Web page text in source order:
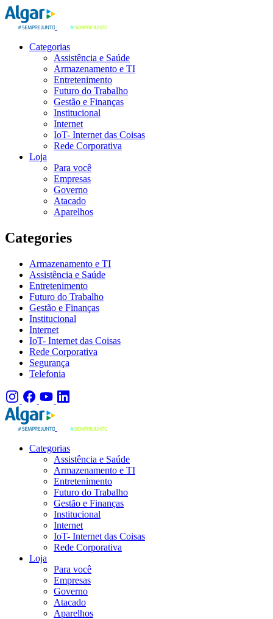
Categorias
Assistência e Saúde
Armazenamento e TI
Entretenimento
Futuro do Trabalho
Gestão e Finanças
Institucional
Internet
IoT- Internet das Coisas
Rede Corporativa
Loja
Para você
Empresas
Governo
Atacado
Aparelhos
Categories
Armazenamento e TI
Assistência e Saúde
Entretenimento
Futuro do Trabalho
Gestão e Finanças
Institucional
Internet
IoT- Internet das Coisas
Rede Corporativa
Segurança
Telefonia
Categorias
Assistência e Saúde
Armazenamento e TI
Entretenimento
Futuro do Trabalho
Gestão e Finanças
Institucional
Internet
IoT- Internet das Coisas
Rede Corporativa
Loja
Para você
Empresas
Governo
Atacado
Aparelhos